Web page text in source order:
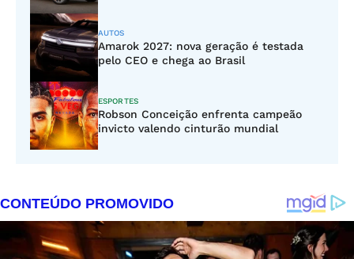
AUTOS
Amarok 2027: nova geração é testada
pelo CEO e chega ao Brasil
ESPORTES
Robson Conceição enfrenta campeão
invicto valendo cinturão mundial